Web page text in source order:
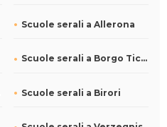
Scuole serali a Allerona
Scuole serali a Borgo Ticino
Scuole serali a Birori